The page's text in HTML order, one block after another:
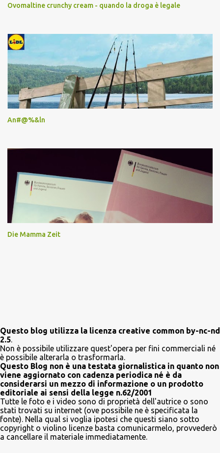
Ovomaltine crunchy cream - quando la droga è legale
An#@%&ln
Die Mamma Zeit
Questo blog utilizza la licenza creative common by-nc-nd
2.5.
Non è possibile utilizzare quest'opera per fini commerciali né
è possibile alterarla o trasformarla.
Questo Blog non è una testata giornalistica in quanto non
viene aggiornato con cadenza periodica né è da
considerarsi un mezzo di informazione o un prodotto
editoriale ai sensi della legge n.62/2001
Tutte le foto e i video sono di proprietà dell'autrice o sono
stati trovati su internet (ove possibile ne è specificata la
fonte). Nella qual si voglia ipotesi che questi siano sotto
copyright o violino licenze basta comunicarmelo, provvederò
a cancellare il materiale immediatamente.